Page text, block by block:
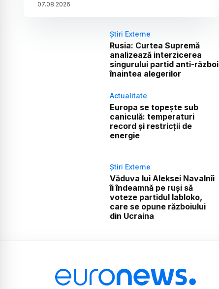
07.08.2026
Știri Externe
Rusia: Curtea Supremă
analizează interzicerea
singurului partid anti-război
înaintea alegerilor
Actualitate
Europa se topește sub
caniculă: temperaturi
record și restricții de
energie
Știri Externe
Văduva lui Aleksei Navalnîi
îi îndeamnă pe ruși să
voteze partidul Iabloko,
care se opune războiului
din Ucraina